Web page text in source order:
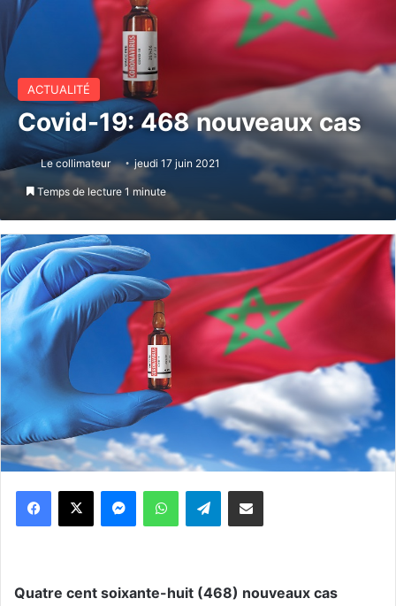
ACTUALITÉ
Covid-19: 468 nouveaux cas
Le collimateur jeudi 17 juin 2021
Temps de lecture 1 minute
WhatsApp Telegram
Quatre cent soixante-huit (468) nouveaux cas